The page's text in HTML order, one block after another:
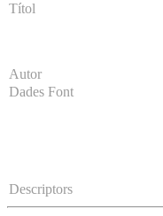
Títol
Autor
Dades Font
Descriptors